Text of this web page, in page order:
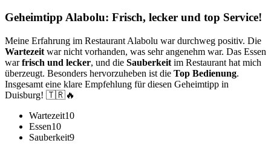
Geheimtipp Alabolu: Frisch, lecker und top Service!
Meine Erfahrung im Restaurant Alabolu war durchweg positiv. Die
Wartezeit war nicht vorhanden, was sehr angenehm war. Das Essen
warfrisch und lecker, und die Sauberkeit im Restaurant hat mich
überzeugt. Besonders hervorzuheben ist die Top Bedienung.
Insgesamt eine klare Empfehlung für diesen Geheimtipp in
Duisburg! 🇹🇷🔥
Wartezeit10
Essen10
Sauberkeit9